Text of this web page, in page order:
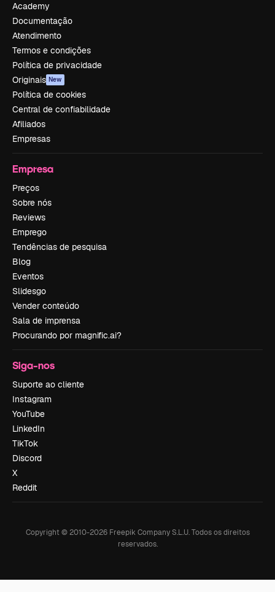
Academy
Documentação
Atendimento
Termos e condições
Política de privacidade
Originais New
Política de cookies
Central de confiabilidade
Afiliados
Empresas
Empresa
Preços
Sobre nós
Reviews
Emprego
Tendências de pesquisa
Blog
Eventos
Slidesgo
Vender conteúdo
Sala de imprensa
Procurando por magnific.ai?
Siga-nos
Suporte ao cliente
Instagram
YouTube
LinkedIn
TikTok
Discord
X
Reddit
Copyright © 2010-2026Freepik Company S.L.U. Todos os direitos
reservados.